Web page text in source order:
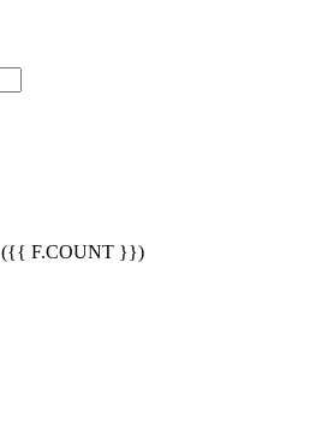
({{ F.COUNT }})